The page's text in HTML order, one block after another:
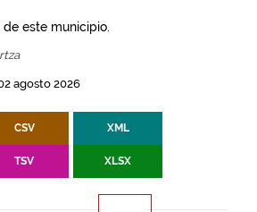
este municipio.
agosto 2026
CSV XML
TSV XLSX